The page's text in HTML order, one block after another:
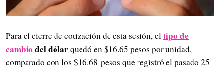
Para el cierre de cotización de esta sesión, el tipo de
cambiodel dólarquedó en $16.65 pesos por unidad,
comparado con los $16.68 pesos que registró el pasado 25